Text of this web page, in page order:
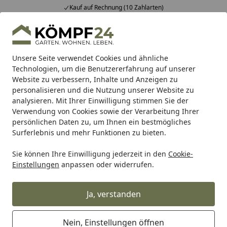
Unsere Seite verwendet Cookies und ähnliche
Technologien, um die Benutzererfahrung auf unserer
Website zu verbessern, Inhalte und Anzeigen zu
personalisieren und die Nutzung unserer Website zu
analysieren. Mit Ihrer Einwilligung stimmen Sie der
Verwendung von Cookies sowie der Verarbeitung Ihrer
persönlichen Daten zu, um Ihnen ein bestmögliches
Surferlebnis und mehr Funktionen zu bieten.
Sie können Ihre Einwilligung jederzeit in den Cookie-
Einstellungen anpassen oder widerrufen.
Ja, verstanden
Nein, Einstellungen öffnen
Kauf auf Rechnung (10 Zahlarten)
Alle Produkte
Mein Konto
Suchen
Startseite
Zaun Sichtschutzzaun BPC & WPC Sichtschutz Zäune
GroJa Alu-Steckzaunpfosten 9x9
inkl. Kappe
(1 Bewertung)